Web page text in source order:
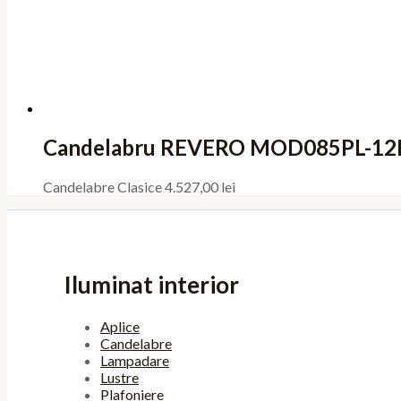
Candelabru REVERO MOD085PL-
Candelabre Clasice4.527,00 lei
Iluminat interior
Aplice
Candelabre
Lampadare
Lustre
Plafoniere